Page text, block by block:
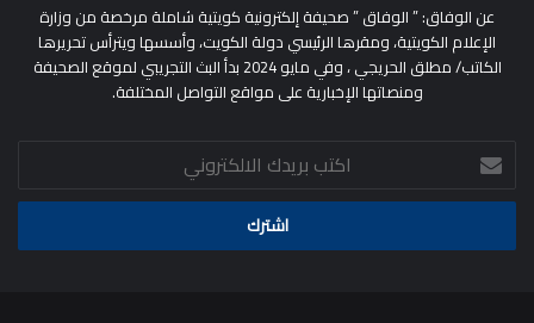
عن الوفاق: ” الوفاق ” صحيفة إلكترونية كويتية شاملة مرخصة من وزارة
الإعلام الكويتية، ومقرها الرئيسي دولة الكويت، وأسسها ويترأس تحريرها
الكاتب/ مطلق الحريجي ، وفي مايو 2024 بدأ البث التجريبي لموقع الصحيفة
ومنصاتها الإخبارية على مواقع التواصل المختلفة.
اكتب
بريدك
الالكتروني